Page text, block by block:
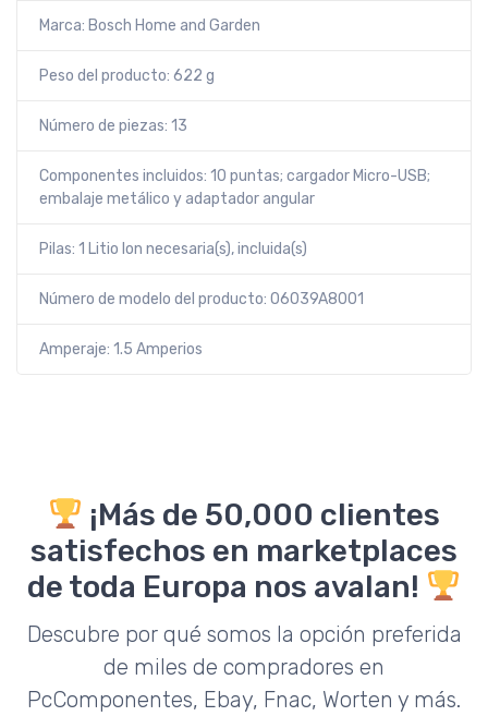
Marca: Bosch Home and Garden
Peso del producto: 622 g
Número de piezas: 13
Componentes incluidos: 10 puntas; cargador Micro-USB;
embalaje metálico y adaptador angular
Pilas: 1 Litio Ion necesaria(s), incluida(s)
Número de modelo del producto: 06039A8001
Amperaje: 1.5 Amperios
¡Más de 50,000 clientes
satisfechos en marketplaces
de toda Europa nos avalan!
Descubre por qué somos la opción preferida
de miles de compradores en
PcComponentes, Ebay, Fnac, Worten y más.